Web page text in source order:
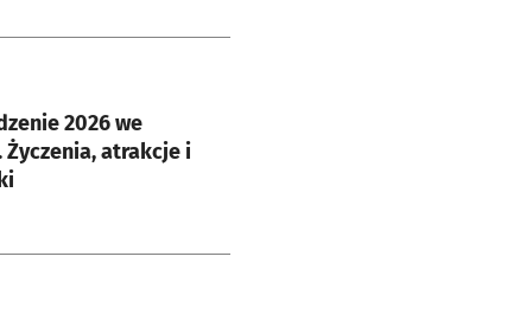
2026 we
Życzenia, atrakcje i